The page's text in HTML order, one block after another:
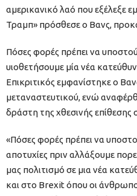
αμερικανικό λαό που εξέλεξε
Τραμπ» πρόσθεσε ο Βανς,
Πόσες φορές πρέπει να
υιοθετήσουμε μία νέα
Επικριτικός εμφανίστηκε ο
μεταναστευτικού, ενώ
δράστη της χθεσινής
«Πόσες φορές πρέπει να
αποτυχίες πριν αλλάξουμε
μας πολιτισμό σε μια νέα
και στο Brexit όπου οι